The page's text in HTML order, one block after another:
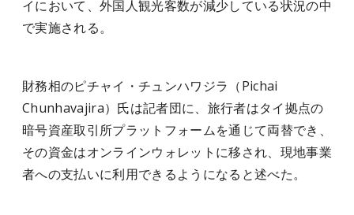
イにおいて、外国人観光客数が減少している状況の中
で実施される。
財務相のピチャイ・チュンハワジラ（Pichai
Chunhavajira）氏は記者団に、旅行者はタイ拠点の
暗号資産取引所プラットフォームを通じて両替でき、
その資金はオンラインウォレットに移され、現地事業
者への支払いに利用できるようになると述べた。